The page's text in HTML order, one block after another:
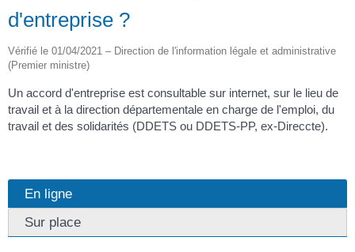
d'entreprise ?
Vérifié le 01/04/2021 – Direction de l'information légale et administrative
(Premier ministre)
Un accord d'entreprise est consultable sur internet, sur le lieu de
travail et à la direction départementale en charge de l'emploi, du
travail et des solidarités (DDETS ou DDETS-PP, ex-Direccte).
En ligne
Sur place